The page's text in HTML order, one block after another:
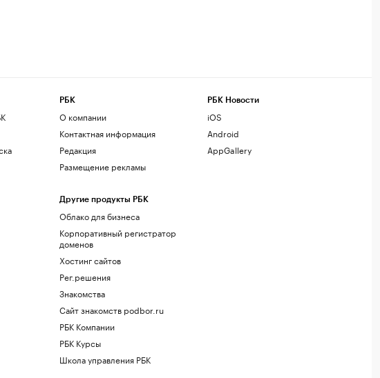
РБК
О компании
Контактная информация
Редакция
Размещение рекламы
Другие продукты РБК
Облако для бизнеса
Корпоративный регистратор
доменов
Хостинг сайтов
Рег.решения
Знакомства
Сайт знакомств podbor.ru
РБК Компании
РБК Курсы
Школа управления РБК
РБК Новости
iOS
Android
AppGallery